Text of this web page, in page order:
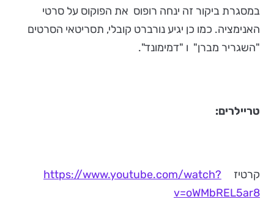
במסגרת ביקור זה ינחה רופוס את הפוקוס על סרטי
האנימציה. כמו כן יגיע נורברט קובלי, תסריטאי הסרטים
"השגריר מברן" ו "דמימונד".
טריילרים:
קרטיז https://www.youtube.com/watch?
v=oWMbREL5ar8